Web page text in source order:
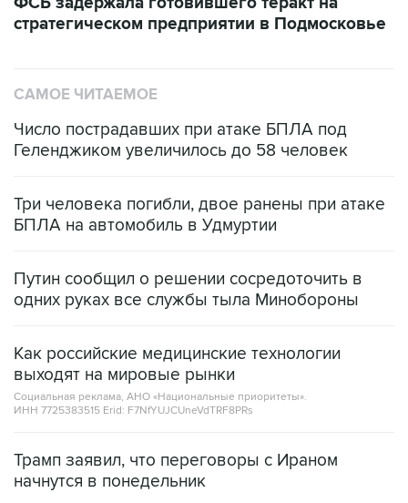
стратегическом предприятии в Подмосковье
САМОЕ ЧИТАЕМОЕ
Число пострадавших при атаке БПЛА под
Геленджиком увеличилось до 58 человек
Три человека погибли, двое ранены при атаке
БПЛА на автомобиль в Удмуртии
Путин сообщил о решении сосредоточить в
одних руках все службы тыла Минобороны
Как российские медицинские технологии
выходят на мировые рынки
Социальная реклама, АНО «Национальные приоритеты».
ИНН 7725383515 Erid: F7NfYUJCUneVdTRF8PRs
Трамп заявил, что переговоры с Ираном
начнутся в понедельник